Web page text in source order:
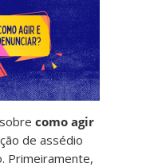
como agir
de assédio
Primeiramente,